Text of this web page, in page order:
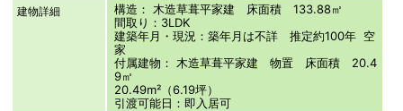
建物詳細
構造： 木造草葺平家建 床面積 133.88㎡
間取り：3LDK
建築年月・現況：築年月は不詳 推定約100年 空
家
付属建物： 木造草葺平家建 物置 床面積 20.4
9㎡
20.49m²（6.19坪）
引渡可能日：即入居可